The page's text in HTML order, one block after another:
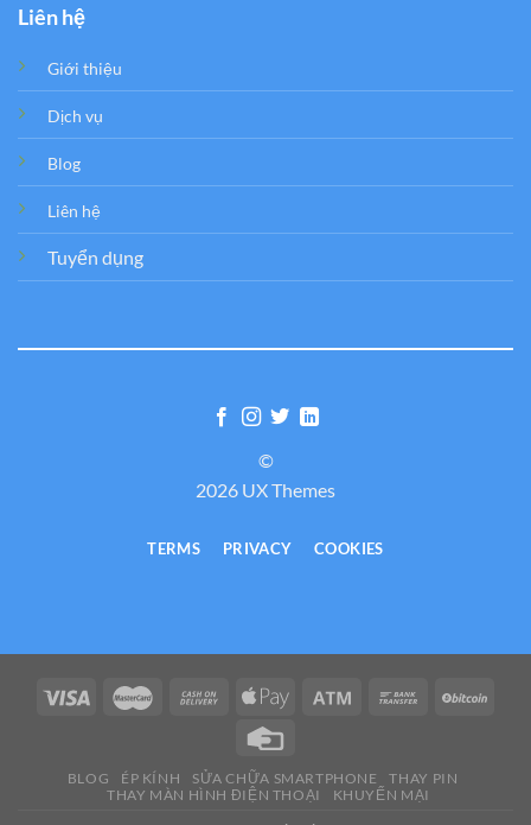
Liên hệ
Giới thiệu
Dịch vụ
Blog
Liên hệ
Tuyển dụng
©
2026 UX Themes
TERMS PRIVACY COOKIES
BLOG ÉP KÍNH SỬA CHỮA SMARTPHONE
THAY PIN
THAY MÀN HÌNH ĐIỆN THOẠI
KHUYẾN MẠI